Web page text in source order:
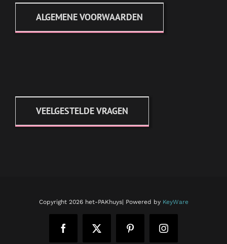
ALGEMENE VOORWAARDEN
VEELGESTELDE VRAGEN
Copyright 2026 het-PAKhuys| Powered by KeyWare
FacebookX PinterestInstagram